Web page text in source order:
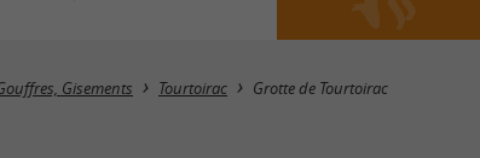
Gisements Tourtoirac Grotte de Tourtoirac